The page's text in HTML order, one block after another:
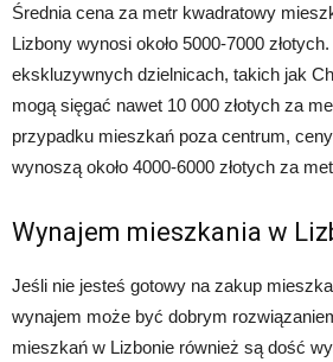
Średnia cena za metr kwadratowy
Lizbony wynosi około 5000-7000
ekskluzywnych dzielnicach, takich jak
mogą sięgać nawet 10 000 złotych za
przypadku mieszkań poza centrum,
wynoszą około 4000-6000 złotych za
Wynajem mieszkania w
Jeśli nie jesteś gotowy na zakup
wynajem może być dobrym
mieszkań w Lizbonie również są dość